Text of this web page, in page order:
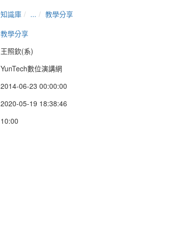
知識庫 ...
教學分享
教學分享
王照欽(系)
YunTech數位演講網
2014-06-23 00:00:00
2020-05-19 18:38:46
10:00